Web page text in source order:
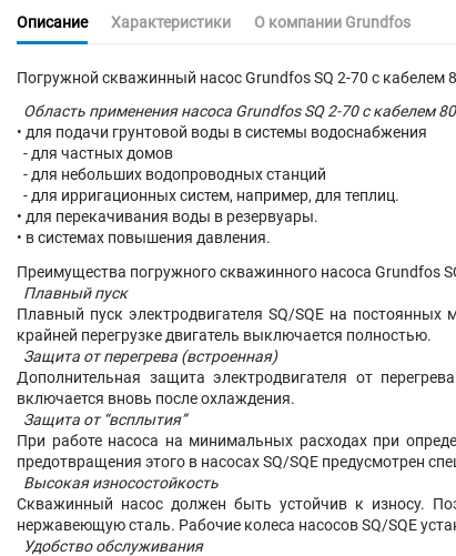
Описание Характеристики О компании Grundfos
Погружной скважинный насос Grundfos SQ 2-70 с
Область применения насоса Grundfos SQ 2-70 с кабелем
• для подачи грунтовой воды в системы водоснабжения
- для частных домов
- для небольших водопроводных станций
- для ирригационных систем, например, для теплиц.
• для перекачивания воды в резервуары.
• в системах повышения давления.
Преимущества погружного скважинного насоса Grundfos
Плавный пуск
Плавный пуск электродвигателя SQ/SQE на
крайней перегрузке двигатель выключается полностью.
Защита от перегрева (встроенная)
Дополнительная защита электродвигателя от
включается вновь после охлаждения.
Защита от “всплытия”
При работе насоса на минимальных расходах при
предотвращения этого в насосах SQ/SQE предусмотрен
Высокая износостойкость
Скважинный насос должен быть устойчив к износу.
нержавеющую сталь. Рабочие колеса насосов SQ/SQE
Удобство обслуживания